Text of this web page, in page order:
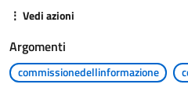
ISCRITTO
PROFESSIONE
⋮ Vedi azioni
Argomenti
commissionedellinformazione